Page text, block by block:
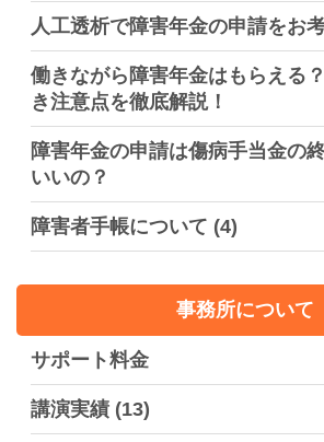
人工透析で障害年金の申請をお
働きながら障害年金はもらえる
き注意点を徹底解説！
障害年金の申請は傷病手当金の
いいの？
障害者手帳について (4)
事務所について
サポート料金
講演実績 (13)